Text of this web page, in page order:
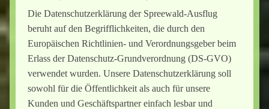
Die Datenschutzerklärung der Spreewald-Ausflug
beruht auf den Begrifflichkeiten, die durch den
Europäischen Richtlinien- und Verordnungsgeber beim
Erlass der Datenschutz-Grundverordnung (DS-GVO)
verwendet wurden. Unsere Datenschutzerklärung soll
sowohl für die Öffentlichkeit als auch für unsere
Kunden und Geschäftspartner einfach lesbar und